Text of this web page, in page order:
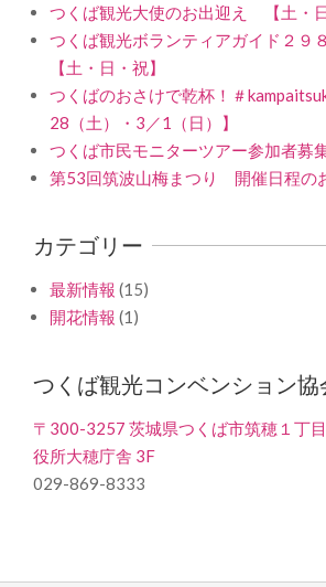
つくば観光大使のお出迎え 【土・日
つくば観光ボランティアガイド２９
【土・日・祝】
つくばのおさけで乾杯！＃
28（土）・3／1（日）】
つくば市民モニターツアー参加者募
第53回筑波山梅まつり 開催日程の
カテゴリー
最新情報 (15)
開花情報 (1)
つくば観光コンベンション協
〒300-3257 茨城県つくば市筑穂１丁
役所大穂庁舎 3F
029-869-8333